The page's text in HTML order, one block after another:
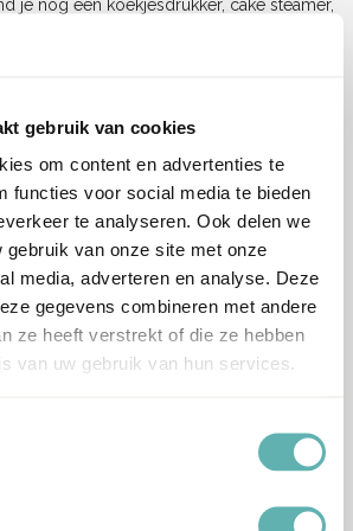
gebruik van cookies
om content en advertenties te
functies voor social media te bieden
te analyseren. Ook delen we
gebruik van onze site met onze
media, adverteren en analyse. Deze
gegevens combineren met andere
ze heeft verstrekt of die ze hebben
van uw gebruik van hun services.
je nog een koekjesdrukker, cake steamer,
en cupcake maker.
extra mooi maken kun je daarvoor de
en toebehoren kopen
bakapparaten en toebehoren toepassen
aan van verschillende merken, zoals